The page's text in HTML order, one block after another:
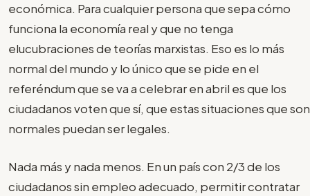
económica. Para cualquier persona que sepa cómo
funciona la economía real y que no tenga
elucubraciones de teorías marxistas. Eso es lo más
normal del mundo y lo único que se pide en el
referéndum que se va a celebrar en abril es que los
ciudadanos voten que sí, que estas situaciones que son
normales puedan ser legales.
Nada más y nada menos. En un país con 2/3 de los
ciudadanos sin empleo adecuado, permitir contratar